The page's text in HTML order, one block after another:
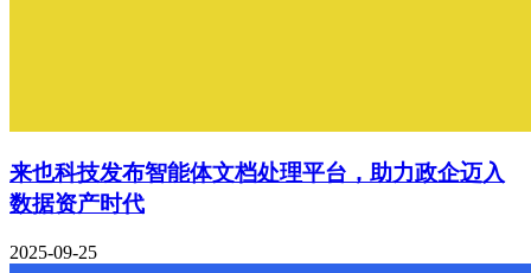
来也科技发布智能体文档处理平台，助力政企迈入
数据资产时代
2025-09-25